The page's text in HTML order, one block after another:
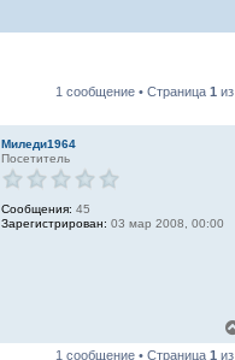
1 сообщение • Страница 1 из
Миледи1964
Посетитель
Сообщения: 45
Зарегистрирован: 03 мар 2008, 00:00
1 сообщение • Страница 1 из